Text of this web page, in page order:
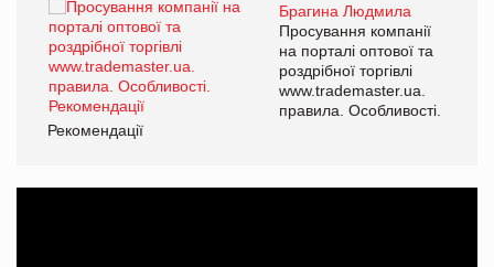
Брагина Людмила
Просування компанії
на порталі оптової та
роздрібної торгівлі
www.trademaster.ua.
правила. Особливості.
Рекомендації